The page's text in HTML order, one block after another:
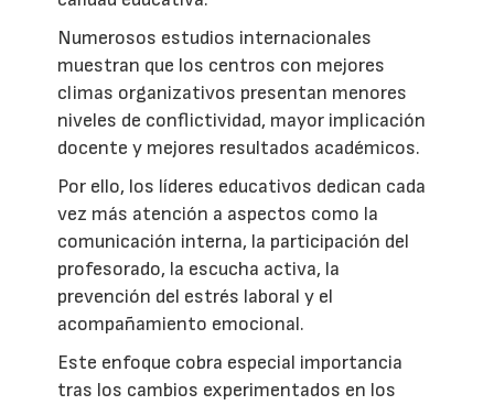
Numerosos estudios internacionales
muestran que los centros con mejores
climas organizativos presentan menores
niveles de conflictividad, mayor implicación
docente y mejores resultados académicos.
Por ello, los líderes educativos dedican cada
vez más atención a aspectos como la
comunicación interna, la participación del
profesorado, la escucha activa, la
prevención del estrés laboral y el
acompañamiento emocional.
Este enfoque cobra especial importancia
tras los cambios experimentados en los